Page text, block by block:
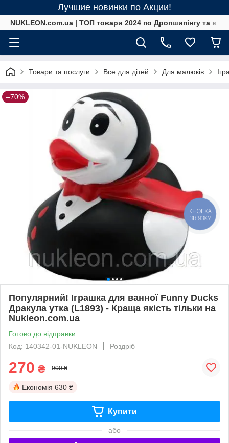
Лучшие новинки по Акции!
NUKLEON.com.ua | ТОП товари 2024 по Дропшипінгу та в
Товари та послуги Все для дітей Для малюків
–70%
Популярний! Іграшка для ванної Funny Ducks
Дракула утка (L1893) - Краща якість тільки на
Nukleon.com.ua
Готово до відправки
Код: 140342-01-NUKLEON
Роздріб
270 ₴ 900 ₴
Економія 630 ₴
Купити
або